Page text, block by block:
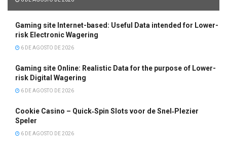
Gaming site Internet-based: Useful Data intended for Lower-
risk Electronic Wagering
6 DE AGOSTO DE 2026
Gaming site Online: Realistic Data for the purpose of Lower-
risk Digital Wagering
6 DE AGOSTO DE 2026
Cookie Casino – Quick‑Spin Slots voor de Snel‑Plezier
Speler
6 DE AGOSTO DE 2026